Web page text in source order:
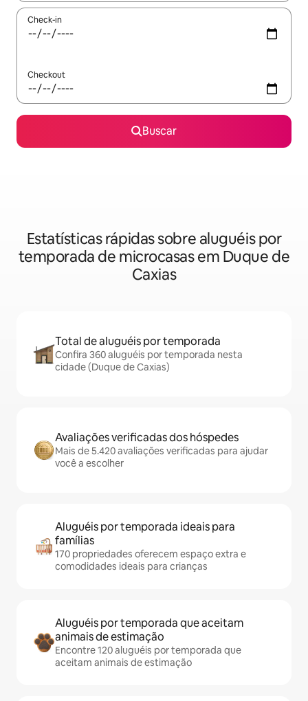
Check-in
Checkout
Buscar
Estatísticas rápidas sobre aluguéis por
temporada de microcasas em Duque de
Caxias
Total de aluguéis por temporada
Confira 360 aluguéis por temporada nesta
cidade (Duque de Caxias)
Avaliações verificadas dos hóspedes
Mais de 5.420 avaliações verificadas para ajudar
você a escolher
Aluguéis por temporada ideais para
famílias
170 propriedades oferecem espaço extra e
comodidades ideais para crianças
Aluguéis por temporada que aceitam
animais de estimação
Encontre 120 aluguéis por temporada que
aceitam animais de estimação